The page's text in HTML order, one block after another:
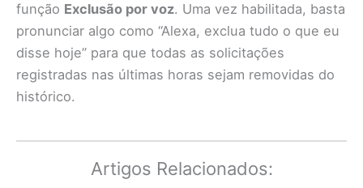
função Exclusão por voz. Uma vez habilitada, basta
pronunciar algo como “Alexa, exclua tudo o que eu
disse hoje” para que todas as solicitações
registradas nas últimas horas sejam removidas do
histórico.
Artigos Relacionados: